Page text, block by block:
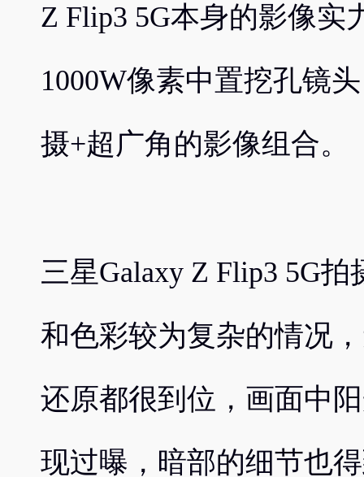
Z Flip3 5G本身的影像实
1000W像素中置挖孔镜
摄+超广角的影像组合。
三星Galaxy Z Flip3 5G
和色彩较为复杂的情况
还原都很到位，画面中
现过曝，暗部的细节也